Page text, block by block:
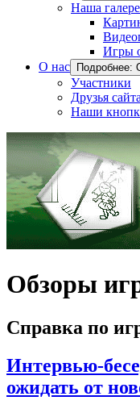
Наша
Игры
О нас
Подробнее:
Участники
Друзья сайта
Наши
Обзоры
Справка по
Интервью-
ожидать от